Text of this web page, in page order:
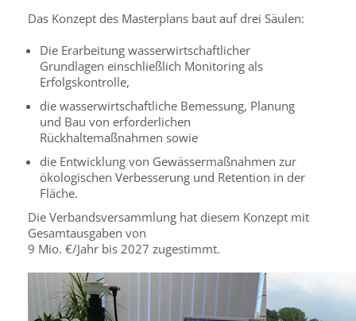
Das Konzept des Masterplans baut auf drei Säulen:
Die Erarbeitung wasserwirtschaftlicher
Grundlagen einschließlich Monitoring als
Erfolgskontrolle,
die wasserwirtschaftliche Bemessung, Planung
und Bau von erforderlichen
Rückhaltemaßnahmen sowie
die Entwicklung von Gewässermaßnahmen zur
ökologischen Verbesserung und Retention in der
Fläche.
Die Verbandsversammlung hat diesem Konzept mit
Gesamtausgaben von
9 Mio. €/Jahr bis 2027 zugestimmt.